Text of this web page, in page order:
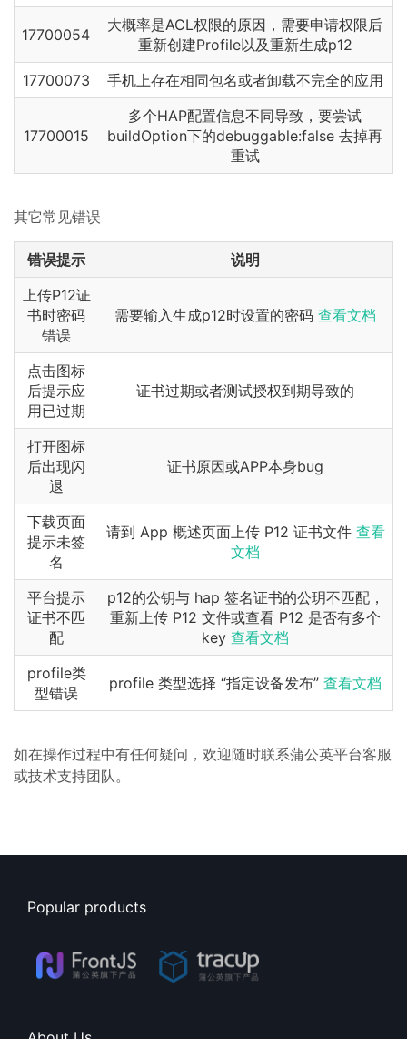
17700054
大概率是ACL权限的原因，需要申请权限后
重新创建Profile以及重新生成p12
17700073
手机上存在相同包名或者卸载不完全的应用
17700015
多个HAP配置信息不同导致，要尝试
buildOption下的debuggable:false 去掉再
重试
其它常见错误
错误提示
说明
上传P12证
书时密码
错误
需要输入生成p12时设置的密码 查看文档
点击图标
后提示应
用已过期
证书过期或者测试授权到期导致的
打开图标
后出现闪
退
证书原因或APP本身bug
下载页面
提示未签
名
请到 App 概述页面上传 P12 证书文件 查看
文档
平台提示
证书不匹
配
p12的公钥与 hap 签名证书的公玥不匹配，
重新上传 P12 文件或查看 P12 是否有多个
key 查看文档
profile类
型错误
profile 类型选择 “指定设备发布” 查看文档
如在操作过程中有任何疑问，欢迎随时联系蒲公英平台客服
或技术支持团队。
Popular products